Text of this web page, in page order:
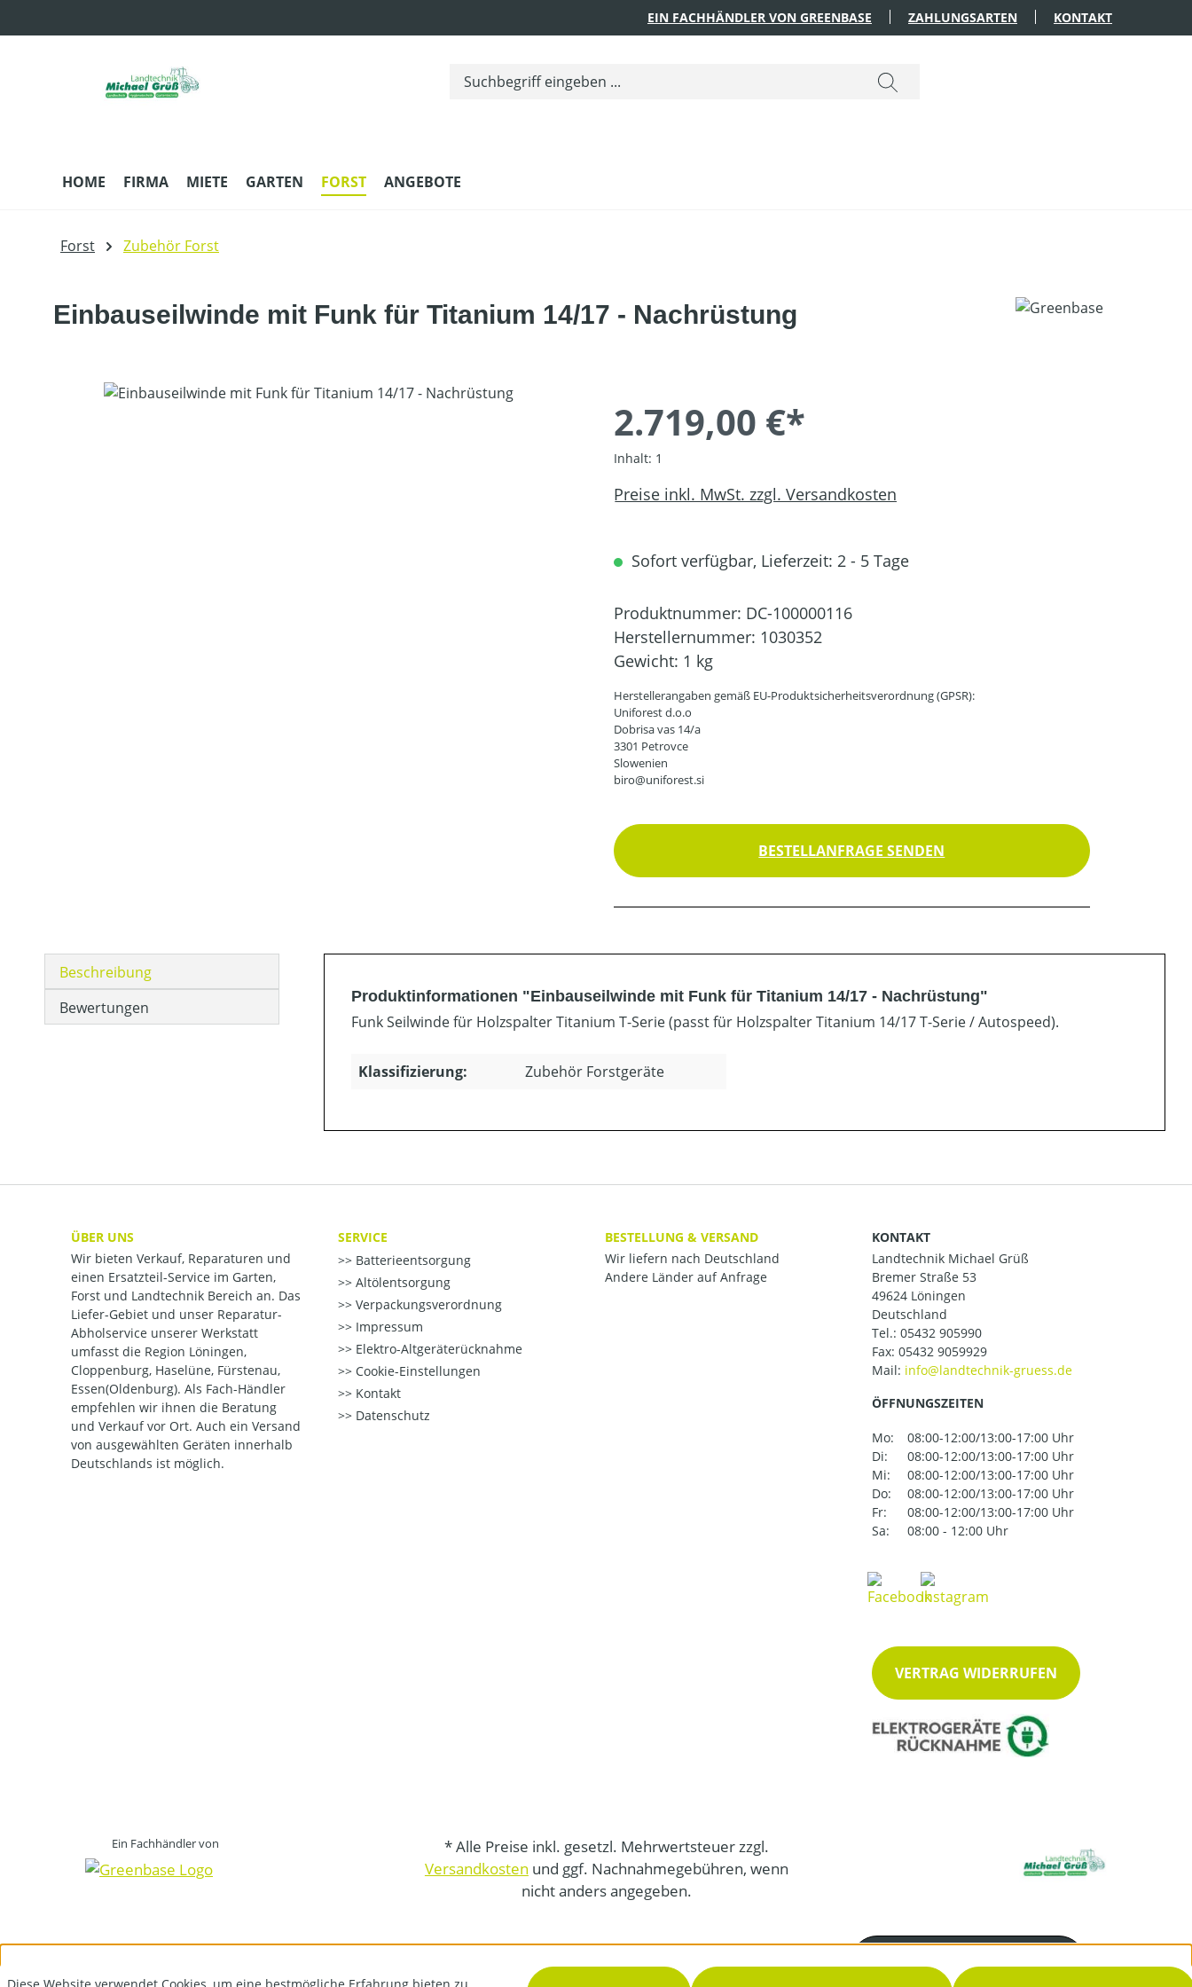
EIN FACHHÄNDLER VON GREENBASE ZAHLUNGSARTEN KONTAKT
HOME FIRMA MIETE GARTEN FORST ANGEBOTE
Forst Zubehör Forst
Einbauseilwinde mit Funk für Titanium 14/17 - Nachrüstung
Bildergalerie überspringen
2.719,00 €*
Inhalt: 1
Preise inkl. MwSt. zzgl. Versandkosten
Sofort verfügbar, Lieferzeit: 2 - 5 Tage
Produktnummer: DC-100000116
Herstellernummer: 1030352
Gewicht: 1 kg
Herstellerangaben gemäß EU-Produktsicherheitsverordnung (GPSR):
Uniforest d.o.o
Dobrisa vas 14/a
3301 Petrovce
Slowenien
biro@uniforest.si
BESTELLANFRAGE SENDEN
Beschreibung
Bewertungen
Produktinformationen "Einbauseilwinde mit Funk für Titanium 14/17 - Nachrüstung"
Funk Seilwinde für Holzspalter Titanium T-Serie (passt für Holzspalter Titanium 14/17 T-Serie / Autospeed).
Klassifizierung: Zubehör Forstgeräte
ÜBER UNS
Wir bieten Verkauf, Reparaturen und
einen Ersatzteil-Service im Garten,
Forst und Landtechnik Bereich an. Das
Liefer-Gebiet und unser Reparatur-
Abholservice unserer Werkstatt
umfasst die Region Löningen,
Cloppenburg, Haselüne, Fürstenau,
Essen(Oldenburg). Als Fach-Händler
empfehlen wir ihnen die Beratung
und Verkauf vor Ort. Auch ein Versand
von ausgewählten Geräten innerhalb
Deutschlands ist möglich.
SERVICE
Batterieentsorgung
Altölentsorgung
Verpackungsverordnung
Impressum
Elektro-Altgeräterücknahme
Cookie-Einstellungen
Kontakt
Datenschutz
BESTELLUNG & VERSAND
Wir liefern nach Deutschland
Andere Länder auf Anfrage
KONTAKT
Landtechnik Michael Grüß
Bremer Straße 53
49624 Löningen
Deutschland
Tel.: 05432 905990
Fax: 05432 9059929
Mail:
ÖFFNUNGSZEITEN
Mo:
08:00-12:00/13:00-17:00 Uhr
Di:
08:00-12:00/13:00-17:00 Uhr
Mi:
08:00-12:00/13:00-17:00 Uhr
Do:
08:00-12:00/13:00-17:00 Uhr
Fr:
08:00-12:00/13:00-17:00 Uhr
Sa:
08:00 - 12:00 Uhr
VERTRAG WIDERRUFEN
Ein Fachhändler von
* Alle Preise inkl. gesetzl. Mehrwertsteuer zzgl.
Versandkosten und ggf. Nachnahmegebühren, wenn
nicht anders angegeben.
05432 905990